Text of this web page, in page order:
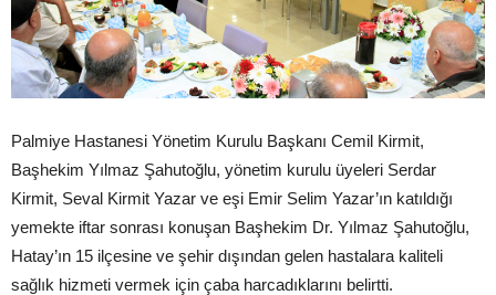
Palmiye Hastanesi Yönetim Kurulu Başkanı Cemil Kirmit,
Başhekim Yılmaz Şahutoğlu, yönetim kurulu üyeleri Serdar
Kirmit, Seval Kirmit Yazar ve eşi Emir Selim Yazar’ın katıldığı
yemekte iftar sonrası konuşan Başhekim Dr. Yılmaz Şahutoğlu,
Hatay’ın 15 ilçesine ve şehir dışından gelen hastalara kaliteli
sağlık hizmeti vermek için çaba harcadıklarını belirtti.